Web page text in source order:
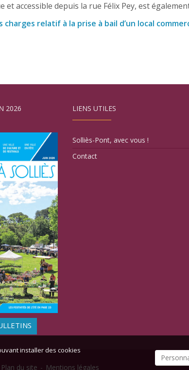
accessible depuis la rue Félix Pey, est
charges relatif à la prise à bail d’un local
2026 LIENS UTILES
Solliès-Pont, avec vous !
Contact
Plan du site - Mentions légales
installer des cookies